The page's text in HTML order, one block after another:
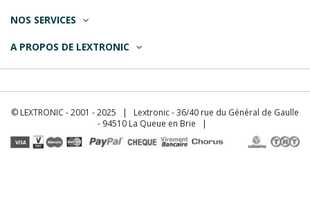
NOS SERVICES
A PROPOS DE LEXTRONIC
© LEXTRONIC - 2001 - 2025 | Lextronic - 36/40 rue du Général de Gaulle
- 94510 La Queue en Brie |